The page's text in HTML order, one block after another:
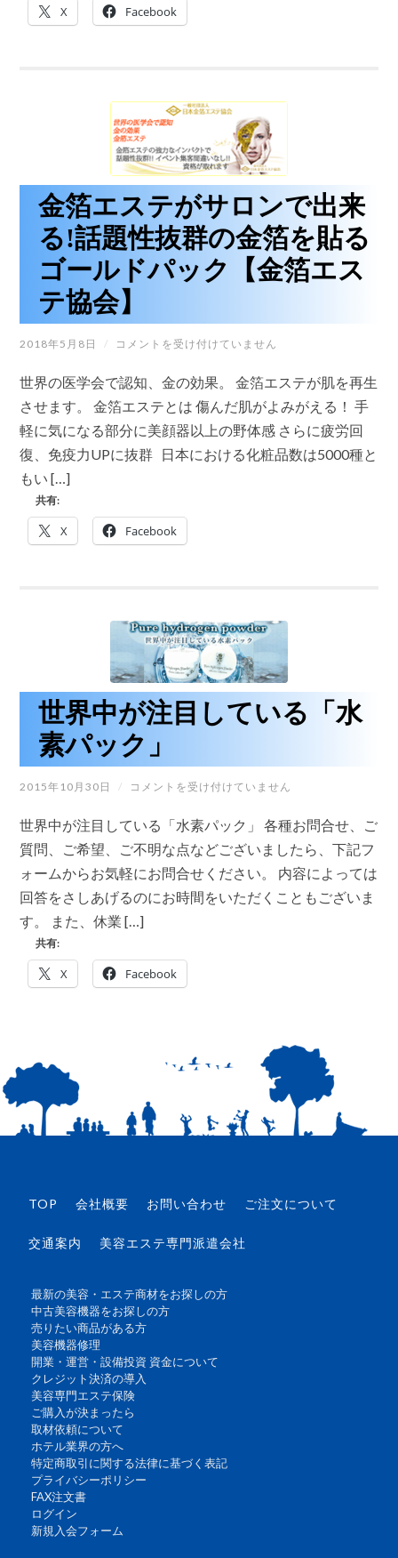
デ
ン
ッ
ト
販
売
も
一
切
な
い!
貴
な
プ
ラ
ン
原
は
X Facebook
金箔エステがサロンで出来
る!話題性抜群の金箔を貼る
ゴールドパック【金箔エス
テ協会】
2018年5月8日 /
金
ス
テ
が
サ
ロ
ン
る!
話
貼
る
ゴ
ー
ド
パ
ッ
箔
ス
テ
会】
は
コメントを受け付けていません
世界の医学会で認知、金の効果。 金箔エステが肌を再生
させます。 金箔エステとは 傷んだ肌がよみがえる！ 手
軽に気になる部分に美顔器以上の野体感 さらに疲労回
復、免疫力UPに抜群 日本における化粧品数は5000種と
もい […]
共有:
X Facebook
世界中が注目している「水
素パック」
2015年10月30日 /
世
が
注
目
し
て
い
る
ッ
コメントを受け付けていません
世界中が注目している「水素パック」 各種お問合せ、ご
質問、ご希望、ご不明な点などございましたら、下記フ
ォームからお気軽にお問合せください。 内容によっては
回答をさしあげるのにお時間をいただくこともございま
す。 また、休業 […]
共有:
X Facebook
TOP 会社概要 お問い合わせ ご注文について
交通案内 美容エステ専門派遣会社
最新の美容・エステ商材をお探しの方
中古美容機器をお探しの方
売りたい商品がある方
美容機器修理
開業・運営・設備投資 資金について
クレジット決済の導入
美容専門エステ保険
ご購入が決まったら
取材依頼について
ホテル業界の方へ
特定商取引に関する法律に基づく表記
プライバシーポリシー
FAX注文書
ログイン
新規入会フォーム